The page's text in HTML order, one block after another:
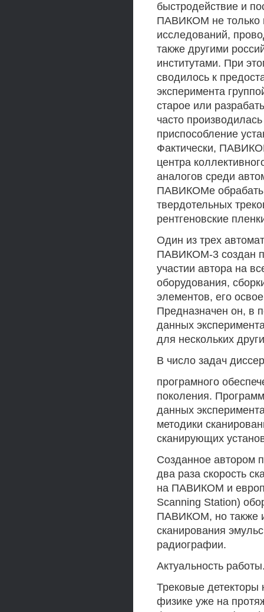
быстродействие и
ПАВИКОМ не только
исследований,
также другими
институтами. При
сводилось к
эксперимента
старое или
часто
приспособление
Фактически,
центра
аналогов среди
ПАВИКОМе
твердотельных
рентгеновские
Один из трех
ПАВИКОМ-3 создан
участии автора на
оборудования,
элементов, его
Предназначен он, в
данных
для нескольких
В число задач
програмного
поколения.
данных
методики
сканирующих
Созданное автором
два раза скорость
на ПАВИКОМ и
Scanning Station)
ПАВИКОМ, но также и
сканирования
радиографии.
Актуальность
Трековые детекторы
физике уже на